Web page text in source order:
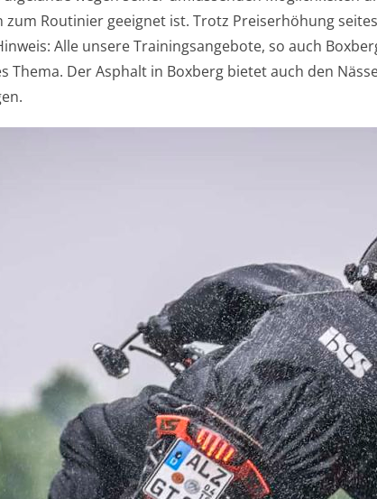
Routinier geeignet ist. Trotz Preiserhöhung
Alle unsere Trainingsangebote, so auch
Thema. Der Asphalt in Boxberg bietet auch den